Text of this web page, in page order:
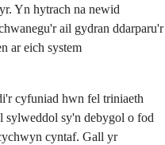
Yn hytrach na newid
ail gydran ddarparu'r
ar eich system
cyfuniad hwn fel triniaeth
sylweddol sy'n debygol o fod
cyntaf. Gall yr